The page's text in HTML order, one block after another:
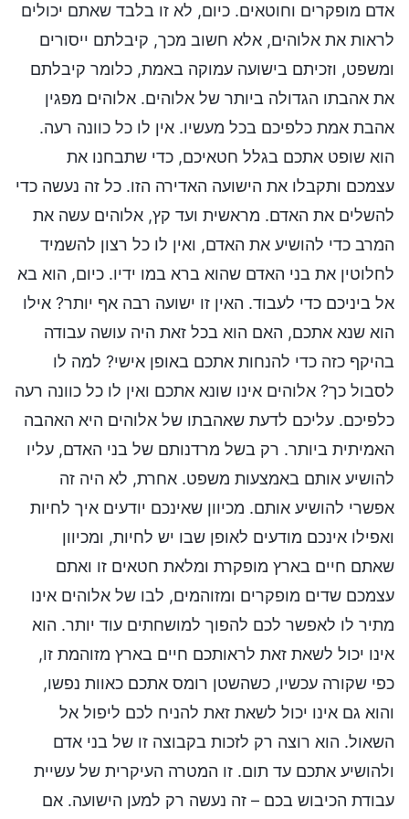
אדם מופקרים וחוטאים. כיום, לא זו בלבד שאתם יכולים
לראות את אלוהים, אלא חשוב מכך, קיבלתם ייסורים
ומשפט, וזכיתם בישועה עמוקה באמת, כלומר קיבלתם
את אהבתו הגדולה ביותר של אלוהים. אלוהים מפגין
אהבת אמת כלפיכם בכל מעשיו. אין לו כל כוונה רעה.
הוא שופט אתכם בגלל חטאיכם, כדי שתבחנו את
עצמכם ותקבלו את הישועה האדירה הזו. כל זה נעשה כדי
להשלים את האדם. מראשית ועד קץ, אלוהים עשה את
המרב כדי להושיע את האדם, ואין לו כל רצון להשמיד
לחלוטין את בני האדם שהוא ברא במו ידיו. כיום, הוא בא
אל ביניכם כדי לעבוד. האין זו ישועה רבה אף יותר? אילו
הוא שנא אתכם, האם הוא בכל זאת היה עושה עבודה
בהיקף כזה כדי להנחות אתכם באופן אישי? למה לו
לסבול כך? אלוהים אינו שונא אתכם ואין לו כל כוונה רעה
כלפיכם. עליכם לדעת שאהבתו של אלוהים היא האהבה
האמיתית ביותר. רק בשל מרדנותם של בני האדם, עליו
להושיע אותם באמצעות משפט. אחרת, לא היה זה
אפשרי להושיע אותם. מכיוון שאינכם יודעים איך לחיות
ואפילו אינכם מודעים לאופן שבו יש לחיות, ומכיוון
שאתם חיים בארץ מופקרת ומלאת חטאים זו ואתם
עצמכם שדים מופקרים ומזוהמים, לבו של אלוהים אינו
מתיר לו לאפשר לכם להפוך למושחתים עוד יותר. הוא
אינו יכול לשאת זאת לראותכם חיים בארץ מזוהמת זו,
כפי שקורה עכשיו, כשהשטן רומס אתכם כאוות נפשו,
והוא גם אינו יכול לשאת זאת להניח לכם ליפול אל
השאול. הוא רוצה רק לזכות בקבוצה זו של בני אדם
ולהושיע אתכם עד תום. זו המטרה העיקרית של עשיית
עבודת הכיבוש בכם – זה נעשה רק למען הישועה. אם